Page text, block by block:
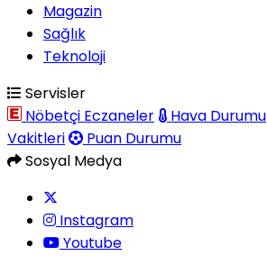
Magazin
Sağlık
Teknoloji
Servisler
Nöbetçi Eczaneler
Hava Durumu
Vakitleri
Puan Durumu
Sosyal Medya
Instagram
Youtube